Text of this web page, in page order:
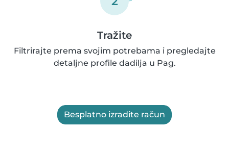
Tražite
Filtrirajte prema svojim potrebama i pregledajte
detaljne profile dadilja u Pag.
Besplatno izradite račun